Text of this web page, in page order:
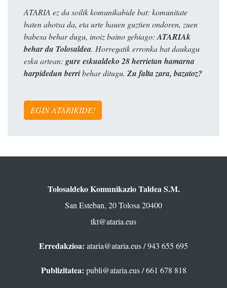
ATARIA ez da soilik komunikabide bat: komunitate
baten ahotsa da, eta urte hauen guztien ondoren, zuen
babesa behar dugu, inoiz baino gehiago:ATARIAk
behar du Tolosaldea. Horregatik erronka bat daukagu
esku artean: gure eskualdeko 28 herrietan hamarna
harpidedun berribehar ditugu. Zu falta zara, bazatoz?
EGIN ATARIKIDE!
Tolosaldeko Komunikazio Taldea S.M.
San Esteban, 20 Tolosa 20400
tkt@ataria.eus
Erredakzioa: ataria@ataria.eus/ 943 655 695
Publizitatea: publi@ataria.eus/ 661 678 818